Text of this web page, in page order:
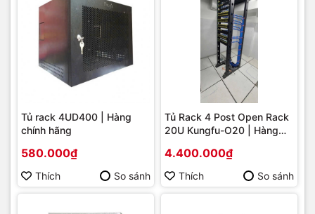
Tủ rack 4UD400 | Hàng
chính hãng
580.000₫
Thích So sánh
Tủ Rack 4 Post Open Rack
20U Kungfu-O20 | Hàng
4.400.000₫
Thích So sánh